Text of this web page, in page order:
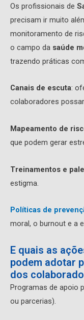
Os profissionais de
precisam ir muito
monitoramento de
o campo da saúde
trazendo práticas
Canais de escuta:
colaboradores
Mapeamento de
que podem gerar
Treinamentos e
estigma.
Políticas de
moral, o burnout e a
E quais as
podem adotar
dos
Programas de apoio
ou parcerias).